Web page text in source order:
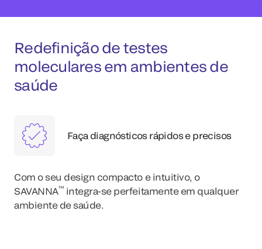
Redefinição de testes
moleculares em ambientes de
saúde
Faça diagnósticos rápidos e precisos
Com o seu design compacto e intuitivo, o
SAVANNA™ integra-se perfeitamente em qualquer
ambiente de saúde.